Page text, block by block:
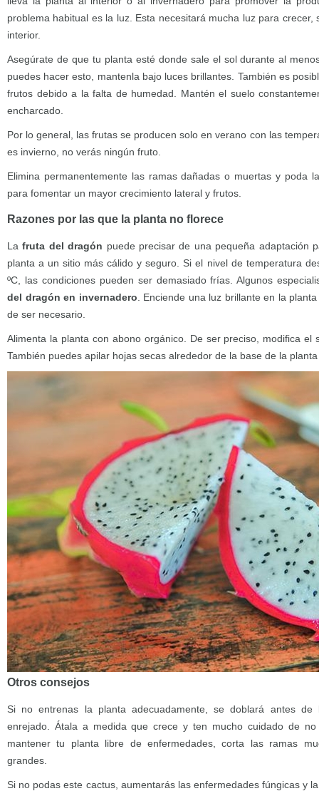
problema habitual es la luz. Esta necesitará mucha luz para
interior.
Asegúrate de que tu planta esté donde sale el sol durante al
puedes hacer esto, mantenla bajo luces brillantes. También es
frutos debido a la falta de humedad. Mantén el suelo
encharcado.
Por lo general, las frutas se producen solo en verano con las
es invierno, no verás ningún fruto.
Elimina permanentemente las ramas dañadas o muertas y poda
para fomentar un mayor crecimiento lateral y frutos.
Razones por las que la planta no florece
Lafruta del dragón puede precisar de una pequeña adaptación
planta a un sitio más cálido y seguro. Si el nivel de temperatura
ºC, las condiciones pueden ser demasiado frías. Algunos
del dragón en invernadero . Enciende una luz brillante en la
de ser necesario.
Alimenta la planta con abono orgánico. De ser preciso, modifica el
También puedes apilar hojas secas alrededor de la base de la
Otros consejos
Si no entrenas la planta adecuadamente, se doblará antes
enrejado. Átala a medida que crece y ten mucho cuidado de
mantener tu planta libre de enfermedades, corta las ramas
grandes.
Si no podas este cactus, aumentarás las enfermedades fúngicas y